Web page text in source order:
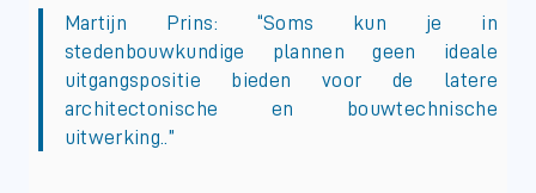
Martijn Prins: “Soms kun je in
stedenbouwkundige plannen geen ideale
uitgangspositie bieden voor de latere
architectonische en bouwtechnische
uitwerking..”